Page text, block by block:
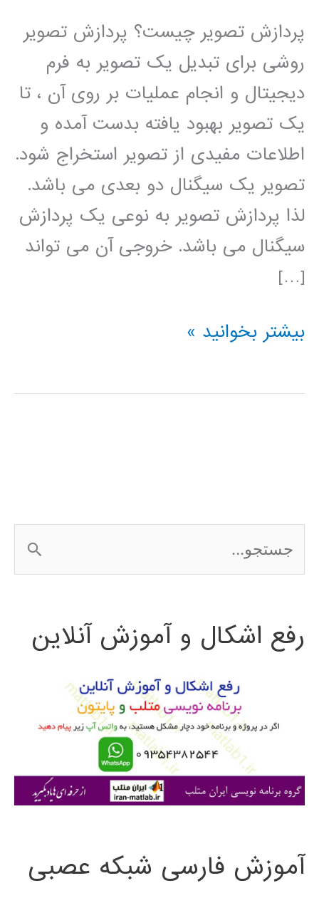
پردازش تصویر چیست؟ پردازش تصویر
روشی برای تبدیل یک تصویر به فرم
دیجیتال و انجام عملیات بر روی آن ، تا
یک تصویر بهبود یافته بدست آمده و
اطلاعات مفیدی از تصویر استخراج شود.
تصویر یک سیگنال دو بعدی می باشد.
لذا پردازش تصویر به نوعی یک پردازش
سیگنال می باشد. خروجی آن می تواند
[…]
فیلم
پردازش
بیشتر بخوانید »
س
ج
ی
رفع اشکال و آموزش آنلاین
آموزش فارسی شبکه عصبی